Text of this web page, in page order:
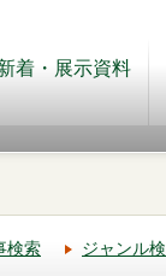
着・展示資料
検索 ジャンル